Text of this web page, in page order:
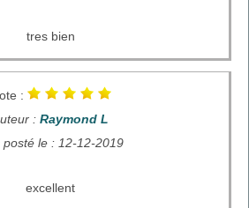
tres bien
:
: Raymond L
posté le : 12-12-2019
excellent